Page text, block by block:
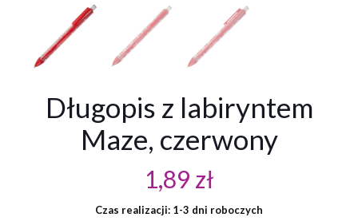
Długopis z labiryntem
Maze, czerwony
1,89 zł
Czas realizacji: 1-3 dni roboczych